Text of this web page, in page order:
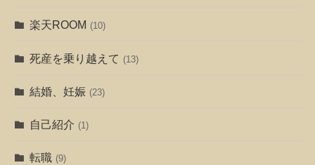
楽天ROOM (10)
死産を乗り越えて (13)
結婚、妊娠 (23)
自己紹介 (1)
転職 (9)